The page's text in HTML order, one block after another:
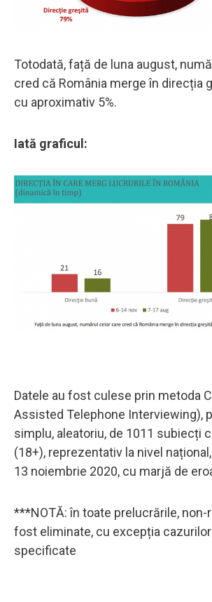
Totodată, față de luna august,
cred că România merge în direcția
cu aproximativ 5%.
Iată graficul:
Datele au fost culese prin metoda
Assisted Telephone Interviewing),
simplu, aleatoriu, de 1011 subiecți
(18+), reprezentativ la nivel
13 noiembrie 2020, cu marjă de
***NOTĂ: în toate prelucrările, non-
fost eliminate, cu excepția
specificate